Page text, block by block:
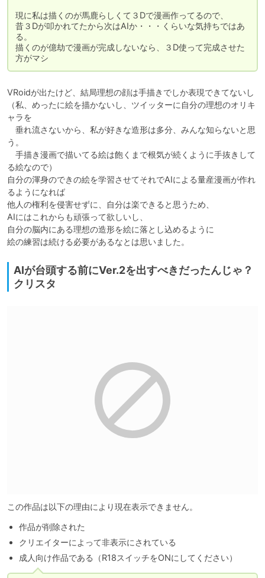
現に私は描くのが馬鹿らしくて３Dで漫画作ってるので、
昔３Dが叩かれてたから次はAIか・・・くらいな気持ちではあ
る。
描くのが億劫で漫画が完成しないなら、３D使って完成させた
方がマシ
VRoidが出たけど、結局理想の顔は手描きでしか表現できてないし
（私、めったに絵を描かないし、ツイッターに自分の理想のオリキ
ャラを
垂れ流さないから、私が好きな造形は多分、みんな知らないと思
う。
手描き漫画で描いてる絵は飽くまで根気が続くように手抜きして
る絵なので）
自分の渾身のできの絵を学習させてそれでAIによる量産漫画が作れ
るようになれば
他人の権利を侵害せずに、自分は楽できると思うため、
AIにはこれからも頑張って欲しいし、
自分の脳内にある理想の造形を絵に落とし込めるように
絵の練習は続ける必要があるなとは思いました。
AIが台頭する前にVer.2を出すべきだったんじゃ？
クリスタ
この作品は以下の理由により現在表示できません。
作品が削除された
クリエイターによって非表示にされている
成人向け作品である（R18スイッチをONにしてください）